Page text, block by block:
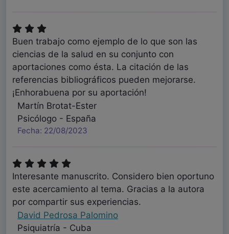
Buen trabajo como ejemplo de lo que son las
ciencias de la salud en su conjunto con
aportaciones como ésta. La citación de las
referencias bibliográficos pueden mejorarse.
¡Enhorabuena por su aportación!
Martín Brotat-Ester
Psicólogo - España
Fecha: 22/08/2023
Interesante manuscrito. Considero bien oportuno
este acercamiento al tema. Gracias a la autora
por compartir sus experiencias.
David Pedrosa Palomino
Psiquiatría - Cuba